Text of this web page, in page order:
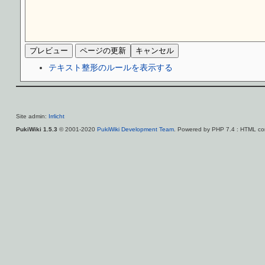
テキスト整形のルールを表示する
Site admin: Irrlicht
PukiWiki 1.5.3 © 2001-2020 PukiWiki Development Team. Powered by PHP 7.4 : HTML